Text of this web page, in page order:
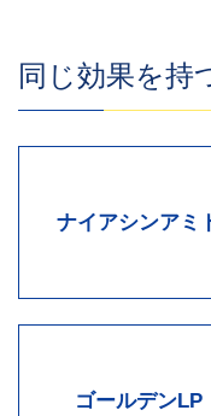
同じ効果を持
ナイアシンアミ
ゴールデンLP